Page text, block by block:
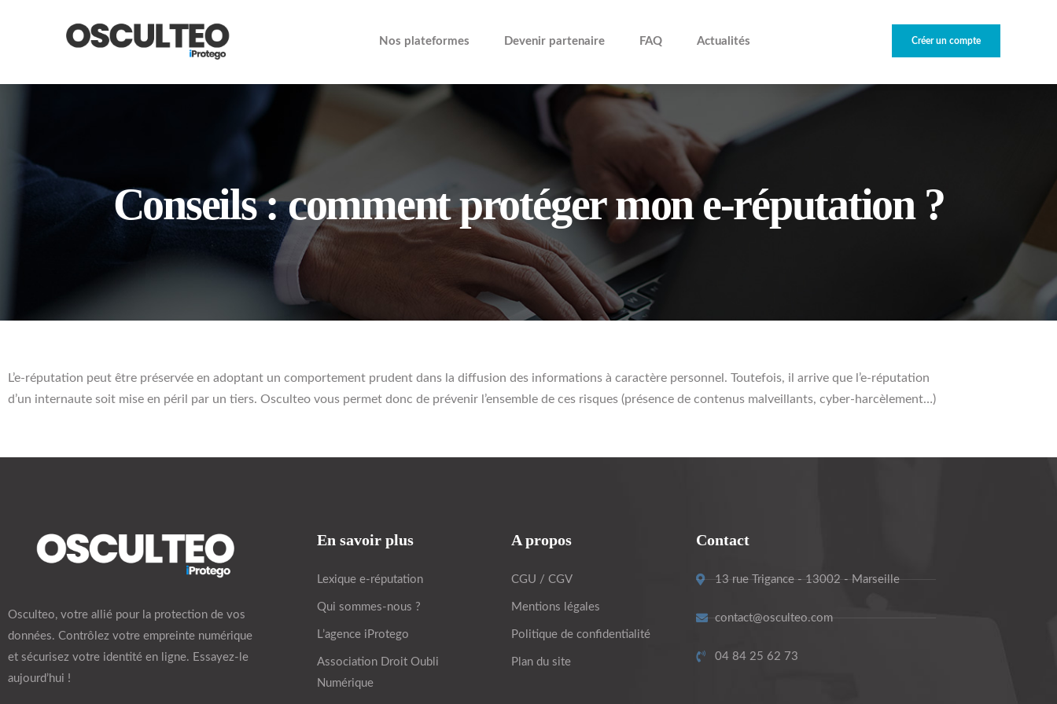
Créer un compte
Nos plateformes Devenir partenaire FAQ Actualités
Conseils : comment protéger mon e-réputation ?
L’e-réputation peut être préservée en adoptant un comportement prudent dans la diffusion des informations à caractère personnel. Toutefois, il arrive que l’e-réputation
d’un internaute soit mise en péril par un tiers. Osculteo vous permet donc de prévenir l’ensemble de ces risques (présence de contenus malveillants, cyber-harcèlement…)
Osculteo, votre allié pour la protection de vos
données. Contrôlez votre empreinte numérique
et sécurisez votre identité en ligne. Essayez-le
aujourd’hui !
En savoir plus
Lexique e-réputation
Qui sommes-nous ?
L’agence iProtego
Association Droit Oubli
Numérique
A propos
CGU / CGV
Mentions légales
Politique de confidentialité
Plan du site
Contact
13 rue Trigance - 13002 - Marseille
contact@osculteo.com
04 84 25 62 73